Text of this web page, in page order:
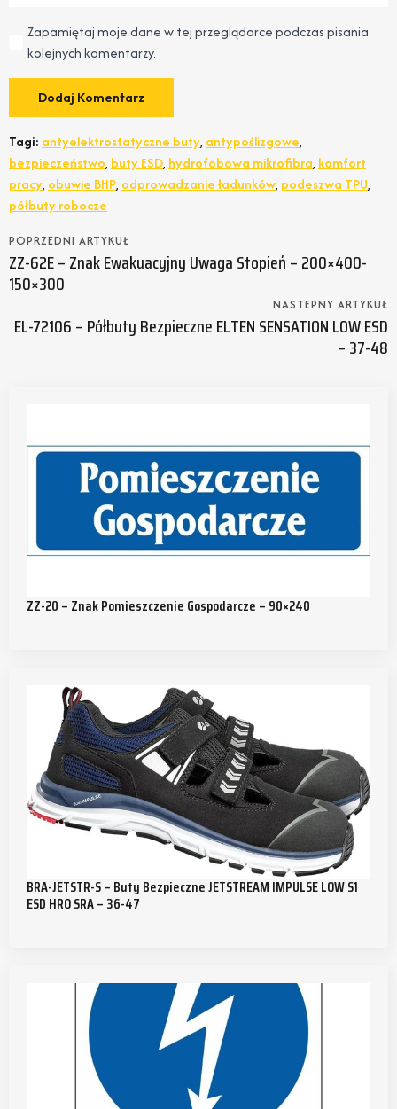
Zapamiętaj moje dane w tej przeglądarce podczas pisania
kolejnych komentarzy.
Tagi: antyelektrostatyczne buty, antypoślizgowe,
bezpieczeństwo, buty ESD, hydrofobowa mikrofibra, komfort
pracy, obuwie BHP, odprowadzanie ładunków, podeszwa TPU,
półbuty robocze
POPRZEDNI ARTYKUŁ
ZZ-62E – Znak Ewakuacyjny Uwaga Stopień – 200×400-
150×300
NASTEPNY ARTYKUŁ
EL-72106 – Półbuty Bezpieczne ELTEN SENSATION LOW ESD
– 37-48
ZZ-20 – Znak Pomieszczenie Gospodarcze – 90×240
BRA-JETSTR-S – Buty Bezpieczne JETSTREAM IMPULSE LOW S1
ESD HRO SRA – 36-47